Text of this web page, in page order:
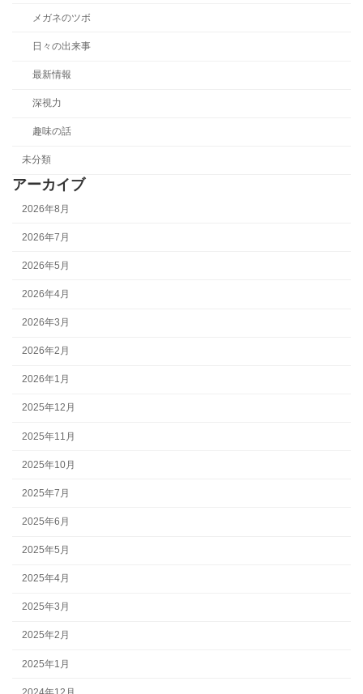
メガネのツボ
日々の出来事
最新情報
深視力
趣味の話
未分類
アーカイブ
2026年8月
2026年7月
2026年5月
2026年4月
2026年3月
2026年2月
2026年1月
2025年12月
2025年11月
2025年10月
2025年7月
2025年6月
2025年5月
2025年4月
2025年3月
2025年2月
2025年1月